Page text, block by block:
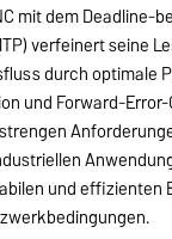
mit dem Deadline-
verfeinert seine
durch optimale
und Forward-
und effizienten